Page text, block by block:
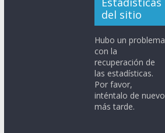
del sitio
Hubo un problema
con la
recuperación de
las estadísticas.
Por favor,
inténtalo de nuevo
más tarde.